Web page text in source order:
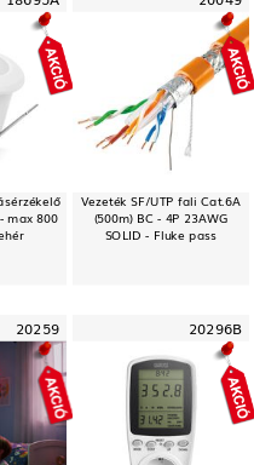
max 800
Vezeték SF/UTP fali Cat.6A
(500m) BC - 4P 23AWG
SOLID - Fluke pass
20259 20296B